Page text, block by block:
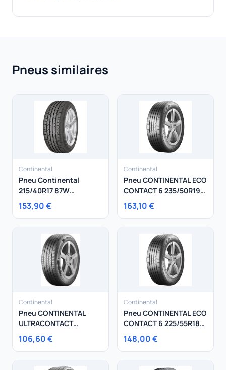
Pneus similaires
Continental
Pneu Continental
215/40R17 87W
ContiPremiumContact
2 Audi XL
153,90 €
Continental
Pneu CONTINENTAL ECO
CONTACT 6 235/50R19
99W
163,10 €
Continental
Pneu CONTINENTAL
ULTRACONTACT
185/70R14 88T
106,60 €
Continental
Pneu CONTINENTAL ECO
CONTACT 6 225/55R18
102Y
148,00 €